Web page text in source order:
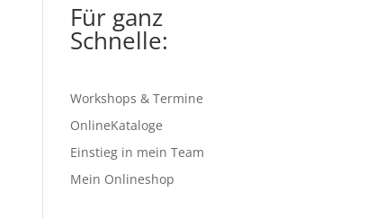
Für ganz
Schnelle:
Workshops & Termine
OnlineKataloge
Einstieg in mein Team
Mein Onlineshop